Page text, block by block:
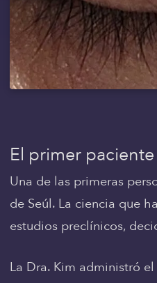
El primer paciente
Una de las primeras
de Seúl. La ciencia que
estudios preclínicos,
La Dra. Kim administró